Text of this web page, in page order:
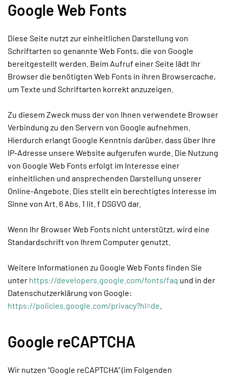
Google Web Fonts
Diese Seite nutzt zur einheitlichen Darstellung von
Schriftarten so genannte Web Fonts, die von Google
bereitgestellt werden. Beim Aufruf einer Seite lädt Ihr
Browser die benötigten Web Fonts in ihren Browsercache,
um Texte und Schriftarten korrekt anzuzeigen.
Zu diesem Zweck muss der von Ihnen verwendete Browser
Verbindung zu den Servern von Google aufnehmen.
Hierdurch erlangt Google Kenntnis darüber, dass über Ihre
IP-Adresse unsere Website aufgerufen wurde. Die Nutzung
von Google Web Fonts erfolgt im Interesse einer
einheitlichen und ansprechenden Darstellung unserer
Online-Angebote. Dies stellt ein berechtigtes Interesse im
Sinne von Art. 6 Abs. 1 lit. f DSGVO dar.
Wenn Ihr Browser Web Fonts nicht unterstützt, wird eine
Standardschrift von Ihrem Computer genutzt.
Weitere Informationen zu Google Web Fonts finden Sie
unter https://developers.google.com/fonts/faq und in der
Datenschutzerklärung von Google:
https://policies.google.com/privacy?hl=de
Google reCAPTCHA
Wir nutzen “Google reCAPTCHA” (im Folgenden